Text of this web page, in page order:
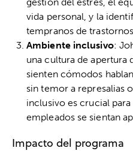
vida personal, y la
tempranos de
Ambiente inclusivo:
una cultura de apertura
sienten cómodos
sin temor a represalias
inclusivo es crucial
empleados se sientan
Impacto del programa